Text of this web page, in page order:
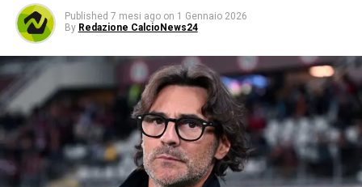
Published 7 mesi ago on 1 Gennaio 2026
By Redazione CalcioNews24